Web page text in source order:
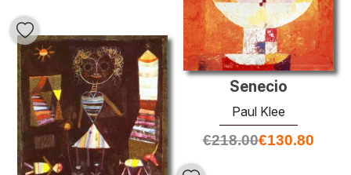
Senecio
Paul Klee
€218.00€130.80